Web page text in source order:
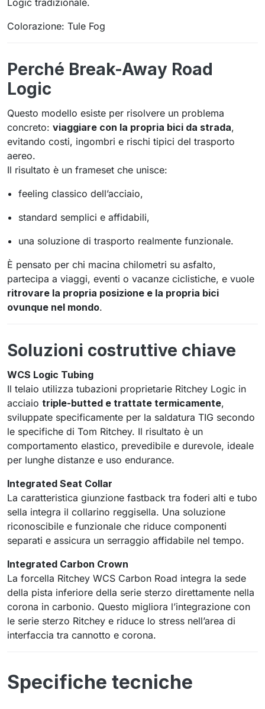
Logic tradizionale.
Colorazione: Tule Fog
Perché Break-Away Road
Logic
Questo modello esiste per risolvere un problema
concreto: viaggiare con la propria bici da strada,
evitando costi, ingombri e rischi tipici del trasporto
aereo.
Il risultato è un frameset che unisce:
feeling classico dell’acciaio,
standard semplici e affidabili,
una soluzione di trasporto realmente funzionale.
È pensato per chi macina chilometri su asfalto,
partecipa a viaggi, eventi o vacanze ciclistiche, e vuole
ritrovare la propria posizione e la propria bici
ovunque nel mondo.
Soluzioni costruttive chiave
WCS Logic Tubing
Il telaio utilizza tubazioni proprietarie Ritchey Logic in
acciaio triple-butted e trattate termicamente,
sviluppate specificamente per la saldatura TIG secondo
le specifiche di Tom Ritchey. Il risultato è un
comportamento elastico, prevedibile e durevole, ideale
per lunghe distanze e uso endurance.
Integrated Seat Collar
La caratteristica giunzione fastback tra foderi alti e tubo
sella integra il collarino reggisella. Una soluzione
riconoscibile e funzionale che riduce componenti
separati e assicura un serraggio affidabile nel tempo.
Integrated Carbon Crown
La forcella Ritchey WCS Carbon Road integra la sede
della pista inferiore della serie sterzo direttamente nella
corona in carbonio. Questo migliora l’integrazione con
le serie sterzo Ritchey e riduce lo stress nell’area di
interfaccia tra cannotto e corona.
Specifiche tecniche